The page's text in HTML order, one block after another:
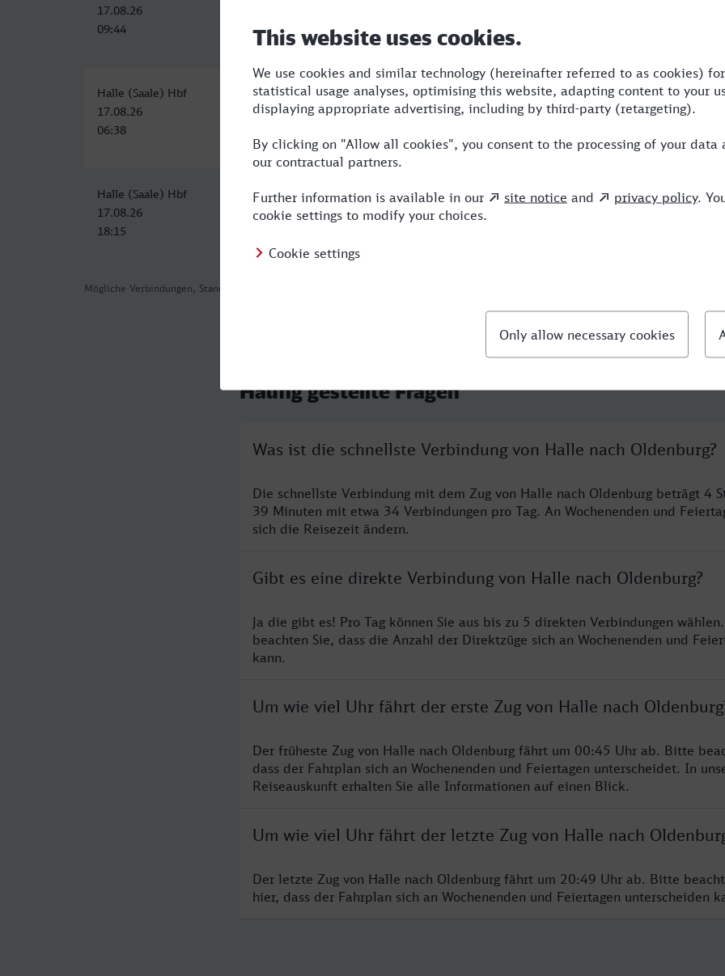
Mögliche Verbindungen, Stand: 2026-08-03 16:27
17.08.26
09:44
14:23
Halle (Saale) Hbf
17.08.26
06:38
Oldenburg (Oldb) Hbf
17.08.26
5:45 4 RE,ERX
Halle (Saale) Hbf
17.08.26
18:15
Oldenburg (Oldb) Hbf
17.08.26
5:02 2 ICE
Häufig gestellte Fragen
Was ist die schnellste Verbindung von Halle nach Oldenburg?
Die schnellste Verbindung mit dem Zug von Halle nach Oldenburg beträgt 4
39 Minuten mit etwa 34 Verbindungen pro Tag. An Wochenenden und
sich die Reisezeit ändern.
Gibt es eine direkte Verbindung von Halle nach Oldenburg?
Ja die gibt es! Pro Tag können Sie aus bis zu 5 direkten Verbindungen
beachten Sie, dass die Anzahl der Direktzüge sich an Wochenenden und
kann.
Um wie viel Uhr fährt der erste Zug von Halle nach
Der früheste Zug von Halle nach Oldenburg fährt um 00:45 Uhr ab. Bitte
dass der Fahrplan sich an Wochenenden und Feiertagen unterscheidet. In
Reiseauskunft erhalten Sie alle Informationen auf einen Blick.
Um wie viel Uhr fährt der letzte Zug von Halle nach
Der letzte Zug von Halle nach Oldenburg fährt um 20:49 Uhr ab. Bitte
hier, dass der Fahrplan sich an Wochenenden und Feiertagen unterscheiden